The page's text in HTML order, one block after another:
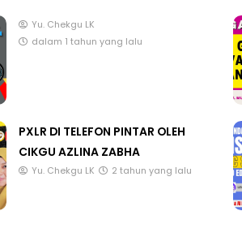
Yu. Chekgu LK
dalam 1 tahun yang lalu
PXLR DI TELEFON PINTAR OLEH
CIKGU AZLINA ZABHA
Yu. Chekgu LK 2 tahun yang lalu